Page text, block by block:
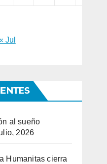
Jul
al sueño
2026
Humanitas cierra